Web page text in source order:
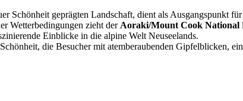
Schönheit geprägten Landschaft, dient als Ausgangspunkt
Wetterbedingungen zieht der Aoraki/Mount Cook National
Einblicke in die alpine Welt Neuseelands.
die Besucher mit atemberaubenden Gipfelblicken,